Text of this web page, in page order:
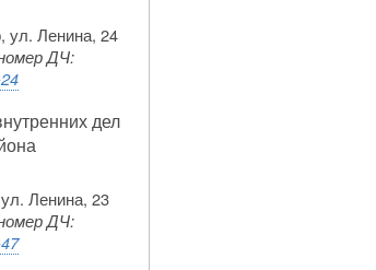
ул. Ленина, 24
ДЧ:
дел
Ленина, 23
ДЧ: